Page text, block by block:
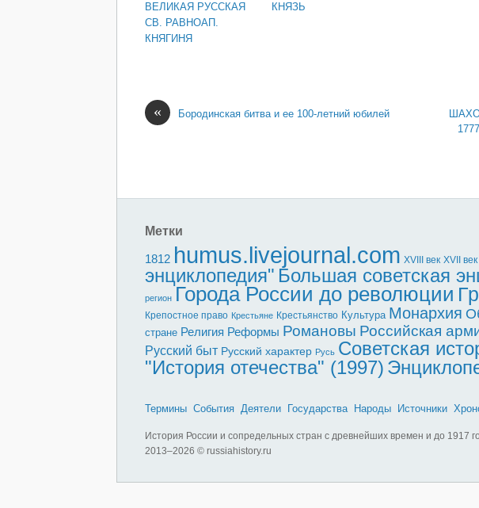
ВЕЛИКАЯ РУССКАЯ
СВ. РАВНОАП.
КНЯГИНЯ
КНЯЗЬ
« Бородинская битва и ее 100-летний юбилей
Метки
1812 humus.livejournal.com XVIII век XVII век
энциклопедия" Большая советская
регион Города России до революции
Крепостное право Крестьяне Крестьянство Культура Монархия
стране Религия Реформы Романовы Российская
Русский быт Русский характер Русь Советская
"История отечества" (1997)
Термины События Деятели Государства Народы Источники
История России и сопредельных стран с древнейших времен и до 1917
2013–2026 © russiahistory.ru